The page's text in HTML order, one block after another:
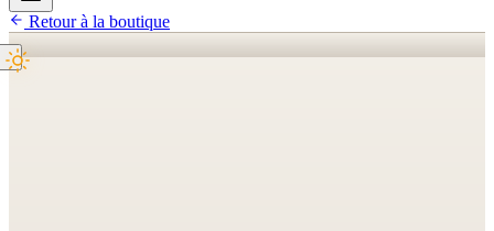
Retour à la boutique